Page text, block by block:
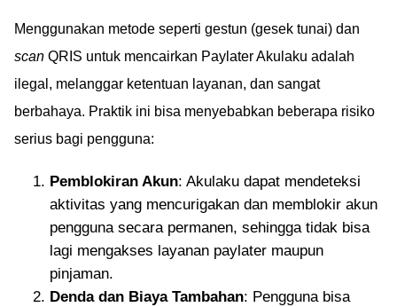
Menggunakan metode seperti gestun (gesek tunai) dan
scan QRIS untuk mencairkan Paylater Akulaku adalah
ilegal, melanggar ketentuan layanan, dan sangat
berbahaya. Praktik ini bisa menyebabkan beberapa risiko
serius bagi pengguna:
Pemblokiran Akun: Akulaku dapat mendeteksi
aktivitas yang mencurigakan dan memblokir akun
pengguna secara permanen, sehingga tidak bisa
lagi mengakses layanan paylater maupun
pinjaman.
Denda dan Biaya Tambahan: Pengguna bisa